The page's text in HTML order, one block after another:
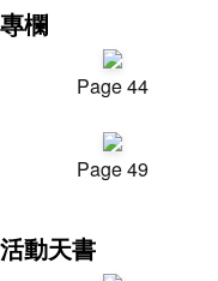
專欄
Page 44
Page 49
活動天書